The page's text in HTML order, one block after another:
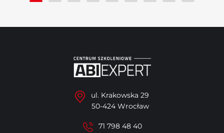
ul. Krakowska 29
50-424 Wrocław
71 798 48 40